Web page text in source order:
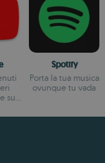
sul
Spotify
Porta la tua musica
ovunque tu vada